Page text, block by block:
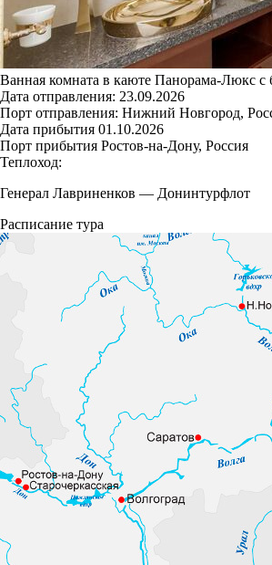
Ванная комната в каюте Панорама-Люкс с
Дата отправления: 23.09.2026
Порт отправления: Нижний Новгород,
Дата прибытия 01.10.2026
Порт прибытия Ростов-на-Дону, Россия
Теплоход:
Генерал Лавриненков — Донинтурфлот
Расписание тура